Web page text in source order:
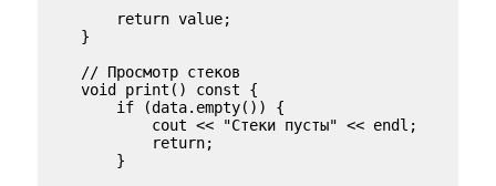
        return value;
    }
    // Просмотр стеков
    void print() const {
        if (data.empty()) {
            cout << "Стеки пусты" << endl;
            return;
        }